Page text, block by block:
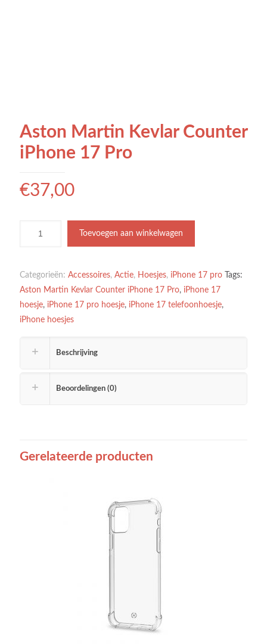
Aston Martin Kevlar Counter
iPhone 17 Pro
€37,00
Toevoegen aan winkelwagen
Categorieën: Accessoires, Actie, Hoesjes, iPhone 17 pro
Tags:
Aston Martin Kevlar Counter iPhone 17 Pro, iPhone 17
hoesje, iPhone 17 pro hoesje, iPhone 17 telefoonhoesje,
iPhone hoesjes
Beschrijving
Beoordelingen (0)
Gerelateerde producten